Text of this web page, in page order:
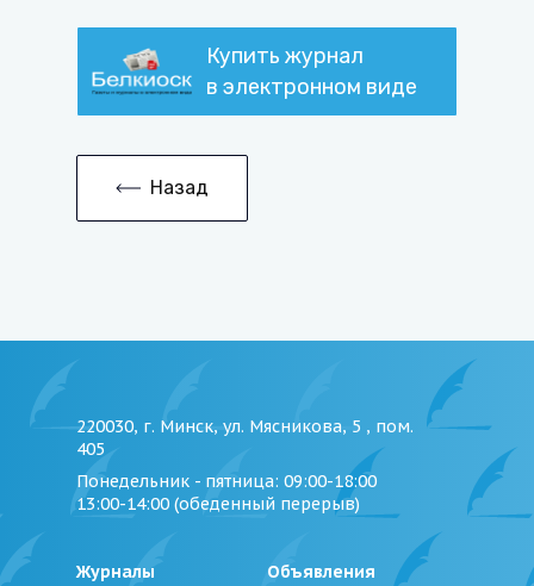
Купить журнал
в электронном виде
Назад
220030, г. Минск, ул. Мясникова, 5 , пом.
405
Понедельник - пятница: 09:00-18:00
13:00-14:00 (обеденный перерыв)
Журналы
Объявления